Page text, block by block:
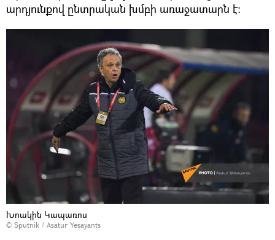
արդյունքով ընտրական խմբի առաջատարն է։
Խոակին Կապառոս
© Sputnik / Asatur Yesayants